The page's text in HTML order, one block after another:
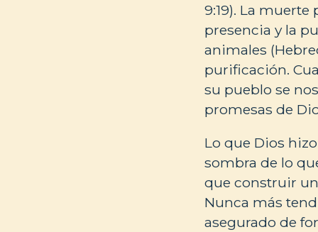
9:19). La
presencia y la
animales
purificación.
su pueblo se
promesas de
Lo que Dios
sombra de lo
que construir
Nunca más
asegurado de